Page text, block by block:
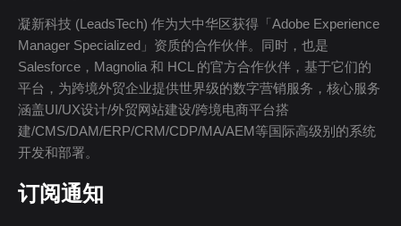
凝新科技 (LeadsTech) 作为大中华区获得「Adobe Experience
Manager Specialized」资质的合作伙伴。同时，也是
Salesforce，Magnolia 和 HCL 的官方合作伙伴，基于它们的
平台，为跨境外贸企业提供世界级的数字营销服务，核心服务
涵盖UI/UX设计/外贸网站建设/跨境电商平台搭
建/CMS/DAM/ERP/CRM/CDP/MA/AEM等国际高级别的系统
开发和部署。
订阅通知